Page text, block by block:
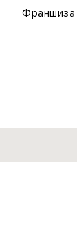
Франшиза